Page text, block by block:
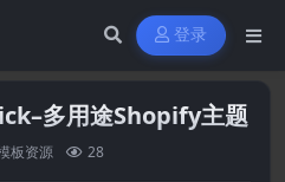
登录
多用途Shopify主题
板资源 28